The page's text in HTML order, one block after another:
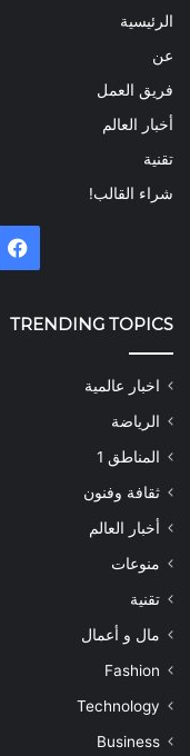
الرئيسية
عن
فريق العمل
أخبار العالم
تقنية
شراء القالب!
TRENDING TOPICS
اخبار عالمية
الرياضة
المناطق 1
ثقافة وفنون
أخبار العالم
منوعات
تقنية
مال و أعمال
Fashion
Technology
Business